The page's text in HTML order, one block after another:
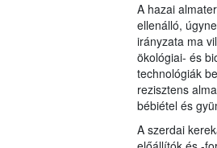
A hazai
ellenálló,
irányzata ma
ökológiai- és
technológiák
rezisztens
bébiétel és
A szerdai